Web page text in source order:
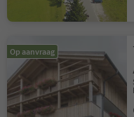
Op aanvraag